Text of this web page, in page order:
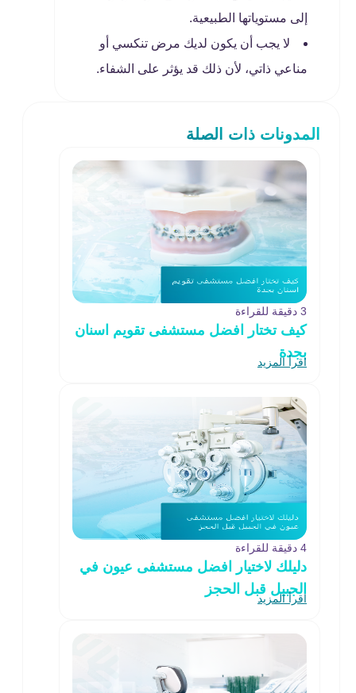
إلى مستوياتها الطبيعية.
لا يجب أن يكون لديك مرض تنکسي أو
مناعي ذاتي، لأن ذلك قد يؤثر على الشفاء.
المدونات ذات الصلة
3 دقيقة للقراءة
كيف تختار افضل مستشفى تقويم اسنان
بجدة
اقرأ المزيد
4 دقيقة للقراءة
دليلك لاختيار افضل مستشفى عيون في
الجبيل قبل الحجز
اقرأ المزيد